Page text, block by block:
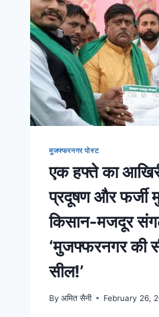
मुजफ्फरनगर पोस्ट
एक हफ्ते का
प्रदूषण और फर्जी
किसान-मजदूर
‘मुजफ्फरनगर की
सील!’
By अमित सैनी February 26,